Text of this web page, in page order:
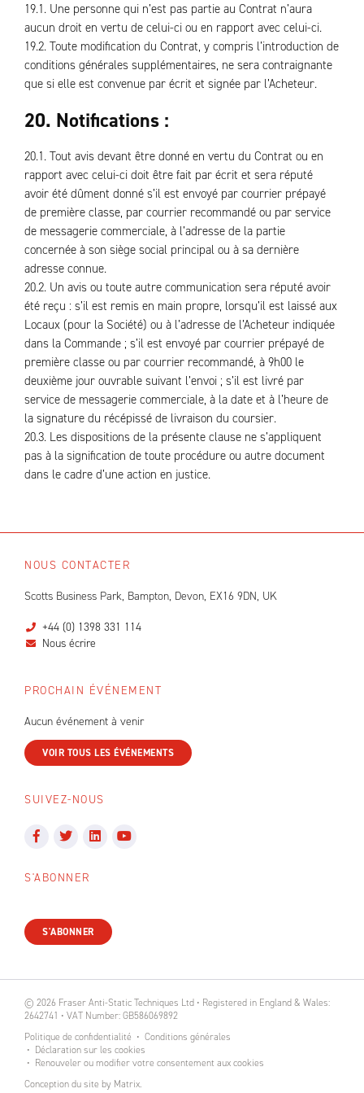
19.1. Une personne qui n’est pas partie au Contrat n’aura
aucun droit en vertu de celui-ci ou en rapport avec celui-ci.
19.2. Toute modification du Contrat, y compris l’introduction de
conditions générales supplémentaires, ne sera contraignante
que si elle est convenue par écrit et signée par l’Acheteur.
20. Notifications :
20.1. Tout avis devant être donné en vertu du Contrat ou en
rapport avec celui-ci doit être fait par écrit et sera réputé
avoir été dûment donné s’il est envoyé par courrier prépayé
de première classe, par courrier recommandé ou par service
de messagerie commerciale, à l’adresse de la partie
concernée à son siège social principal ou à sa dernière
adresse connue.
20.2. Un avis ou toute autre communication sera réputé avoir
été reçu : s’il est remis en main propre, lorsqu’il est laissé aux
Locaux (pour la Société) ou à l’adresse de l’Acheteur indiquée
dans la Commande ; s’il est envoyé par courrier prépayé de
première classe ou par courrier recommandé, à 9h00 le
deuxième jour ouvrable suivant l’envoi ; s’il est livré par
service de messagerie commerciale, à la date et à l’heure de
la signature du récépissé de livraison du coursier.
20.3. Les dispositions de la présente clause ne s’appliquent
pas à la signification de toute procédure ou autre document
dans le cadre d’une action en justice.
NOUS CONTACTER
Scotts Business Park, Bampton, Devon, EX16 9DN, UK
+44 (0) 1398 331 114
Nous écrire
PROCHAIN ÉVÉNEMENT
Aucun événement à venir
VOIR TOUS LES ÉVÉNEMENTS
SUIVEZ-NOUS
S'ABONNER
S'ABONNER
© 2026 Fraser Anti-Static Techniques Ltd • Registered in England & Wales:
2642741 • VAT Number: GB586069892
Politique de confidentialité
Conditions générales
Déclaration sur les cookies
Renouveler ou modifier votre consentement aux cookies
Conception du site by Matrix.